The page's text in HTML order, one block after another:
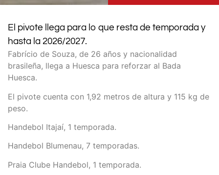
El pivote llega para lo que resta de temporada y
hasta la 2026/2027.
Fabrício de Souza, de 26 años y nacionalidad
brasileña, llega a Huesca para reforzar al Bada
Huesca.
El pivote cuenta con 1,92 metros de altura y 115 kg de
peso.
Handebol Itajaí, 1 temporada.
Handebol Blumenau, 7 temporadas.
Praia Clube Handebol, 1 temporada.